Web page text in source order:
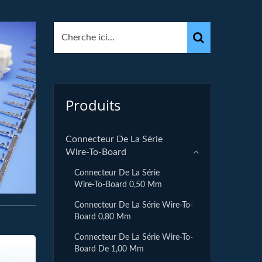
Produits
Connecteur De La Série
Wire-To-Board
Connecteur De La Série
Wire-To-Board 0,50 Mm
Connecteur De La Série Wire-To-
Board 0,80 Mm
Connecteur De La Série Wire-To-
Board De 1,00 Mm